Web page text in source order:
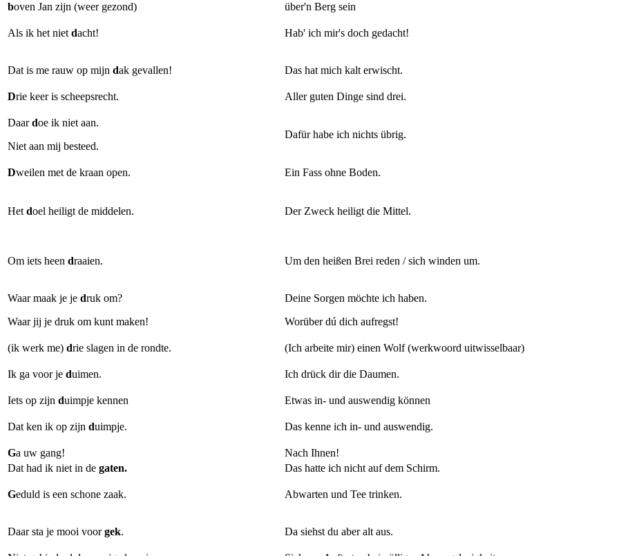
boven Jan zijn (weer gezond) über'n Berg sein
Als ik het niet dacht! Hab' ich mir's doch gedacht!
Dat is me rauw op mijn dak gevallen! Das hat mich kalt erwischt.
Drie keer is scheepsrecht. Aller guten Dinge sind drei.
Daar doe ik niet aan.
Niet aan mij besteed.
Dafür habe ich nichts übrig.
Dweilen met de kraan open. Ein Fass ohne Boden.
Het doel heiligt de middelen. Der Zweck heiligt die Mittel.
Om iets heen draaien. Um den heißen Brei reden / sich winden um.
Waar maak je je druk om?
Waar jij je druk om kunt maken!
Deine Sorgen möchte ich haben.
Worüber dú dich aufregst!
(ik werk me) drie slagen in de rondte. (Ich arbeite mir) einen Wolf (werkwoord uitwisselbaar)
Ik ga voor je duimen. Ich drück dir die Daumen.
Iets op zijn duimpje kennen Etwas in- und auswendig können
Dat ken ik op zijn duimpje. Das kenne ich in- und auswendig.
Ga uw gang!
Nach Ihnen!
Dat had ik niet in de gaten. Das hatte ich nicht auf dem Schirm.
Geduld is een schone zaak. Abwarten und Tee trinken.
Daar sta je mooi voor gek. Da siehst du aber alt aus.